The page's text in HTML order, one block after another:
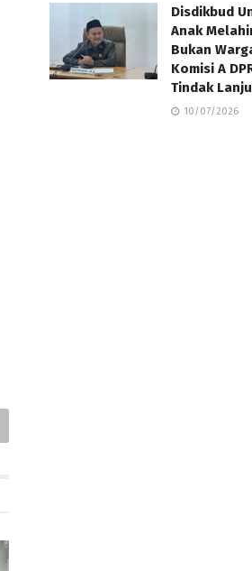
Disdikbud
Anak
Bukan
Komisi A
Tindak
10/07/2026